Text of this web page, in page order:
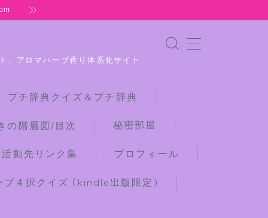
、アロマハーブ香り体系化サイト
チ辞典クイズ＆プチ辞典
の階層図/目次 秘密部屋
動先リンク集 プロフィール
４択クイズ (kindle出版限定)